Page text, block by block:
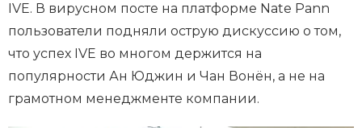
IVE. В вирусном посте на платформе Nate Pann
пользователи подняли острую дискуссию о том,
что успех IVE во многом держится на
популярности Ан Юджин и Чан Вонён, а не на
грамотном менеджменте компании.